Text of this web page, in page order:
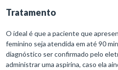
Tratamento
O ideal é que a paciente que
feminino seja atendida em até 90
diagnóstico ser confirmado pelo
administrar uma aspirina, caso ela